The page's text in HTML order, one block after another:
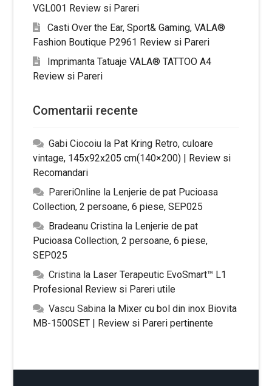
VGL001 Review si Pareri
Casti Over the Ear, Sport& Gaming, VALA®
Fashion Boutique P2961 Review si Pareri
Imprimanta Tatuaje VALA® TATTOO A4
Review si Pareri
Comentarii recente
Gabi Ciocoiu la Pat Kring Retro, culoare
vintage, 145x92x205 cm(140×200) | Review si
Recomandari
PareriOnline la Lenjerie de pat Pucioasa
Collection, 2 persoane, 6 piese, SEP025
Bradeanu Cristina la Lenjerie de pat
Pucioasa Collection, 2 persoane, 6 piese,
SEP025
Cristina la Laser Terapeutic EvoSmart™ L1
Profesional Review si Pareri utile
Vascu Sabina la Mixer cu bol din inox Biovita
MB-1500SET | Review si Pareri pertinente